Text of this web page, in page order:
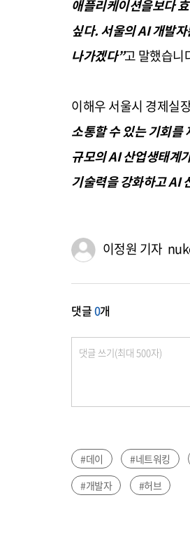
애플리케이션을보다
싶다.서울의AI개발
나가겠다”고 말했습니
이해우 서울시 경제실
소통할 수 있는 기회를
규모의AI산업생태계
기술력을 강화하고AI
이정원 기자
댓글0개
#데이 #네트워킹
#개발자
#허브